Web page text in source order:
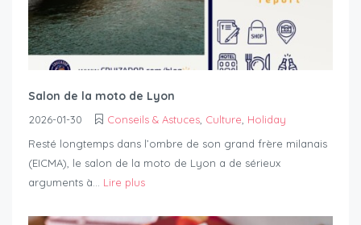
Salon de la moto de Lyon
2026-01-30 Conseils & Astuces Culture Holiday
Resté longtemps dans l’ombre de son grand frère milanais
(EICMA), le salon de la moto de Lyon a de sérieux
arguments à... Lire plus